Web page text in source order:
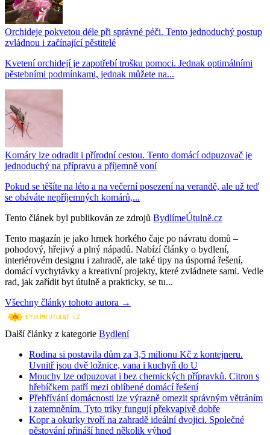
Orchideje pokvetou déle při správné péči. Tento jednoduchý postup
zvládnou i začínající pěstitelé
Kvetení orchidejí je zapotřebí trošku pomoci. Jednak optimálními
pěstebními podmínkami, jednak můžete na...
Komáry lze odradit i přírodní cestou. Tento domácí odpuzovač je
jednoduchý na přípravu a příjemně voní
Pokud se těšíte na léto a na večerní posezení na verandě, ale už teď
se obáváte nepříjemných komárů,...
Tento článek byl publikován ze zdrojů BydlímeÚtulně.cz
Tento magazín je jako hrnek horkého čaje po návratu domů –
pohodový, hřejivý a plný nápadů. Nabízí články o bydlení,
interiérovém designu i zahradě, ale také tipy na úsporná řešení,
domácí vychytávky a kreativní projekty, které zvládnete sami. Vedle
rad, jak zařídit byt útulně a prakticky, se tu...
Všechny články tohoto autora →
Další články z kategorie Bydlení
Rodina si postavila dům za 3,5 milionu Kč z kontejneru.
Uvnitř jsou dvě ložnice, vana i kuchyň do U
Mouchy lze odpuzovat i bez chemických přípravků. Citron s
hřebíčkem patří mezi oblíbené domácí řešení
Přehřívání domácnosti lze výrazně omezit správným větráním
i zatemněním. Tyto triky fungují překvapivě dobře
Kopr a okurky tvoří na zahradě ideální dvojici. Společné
pěstování přináší hned několik výhod